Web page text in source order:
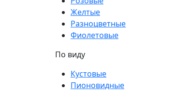
Желтые
Разноцветные
Фиолетовые
По виду
Кустовые
Пионовидные